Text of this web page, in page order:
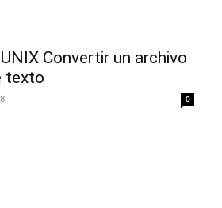
Convertir un archivo
texto
0